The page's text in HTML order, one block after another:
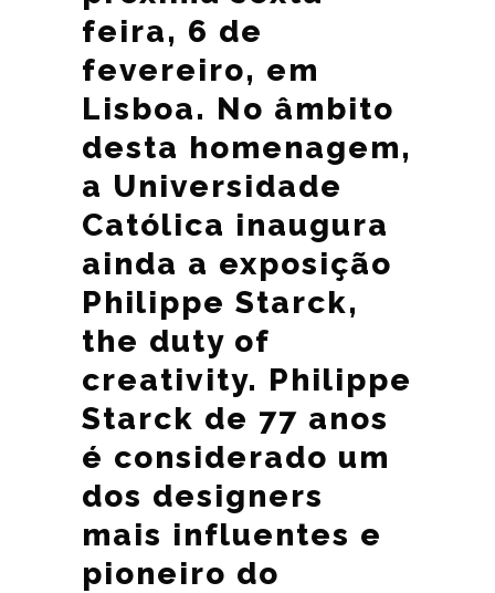
feira, 6 de
fevereiro, em
Lisboa. No âmbito
desta homenagem,
a Universidade
Católica inaugura
ainda a exposição
Philippe Starck,
the duty of
creativity. Philippe
Starck de 77 anos
é considerado um
dos designers
mais influentes e
pioneiro do